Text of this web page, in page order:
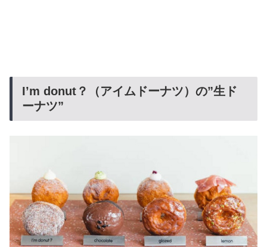
I’m donut？（アイムドーナツ）の”生ド
ーナツ”